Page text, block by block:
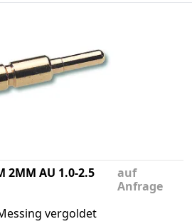
2MM AU 1.0-2.5
vergoldet
auf
Anfrage